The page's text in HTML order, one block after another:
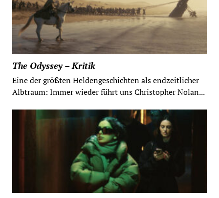
The Odyssey – Kritik
Eine der größten Heldengeschichten als endzeitlicher
Albtraum: Immer wieder führt uns Christopher Nolan...